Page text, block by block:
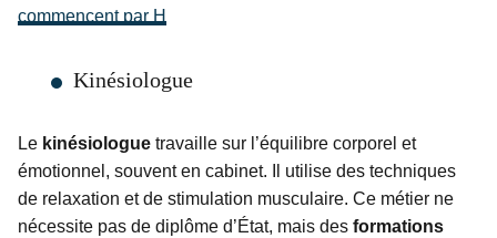
commencent par H
Kinésiologue
Le kinésiologue travaille sur l’équilibre corporel et
émotionnel, souvent en cabinet. Il utilise des techniques
de relaxation et de stimulation musculaire. Ce métier ne
nécessite pas de diplôme d’État, mais des formations